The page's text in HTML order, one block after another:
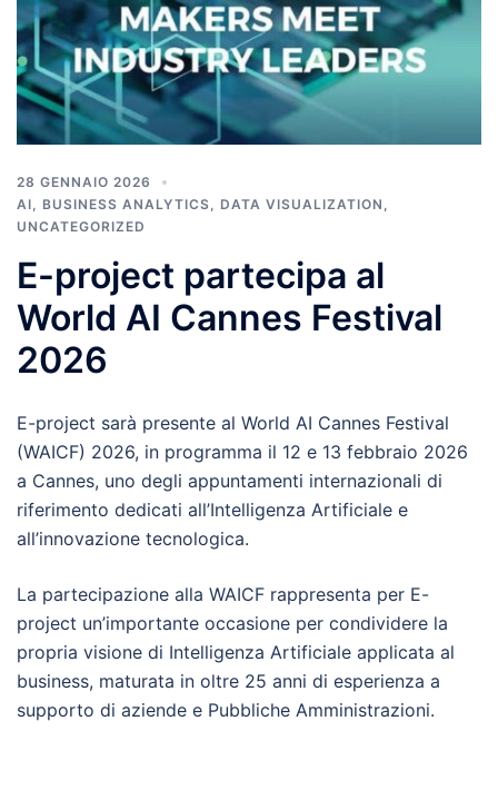
28 GENNAIO 2026
AI
BUSINESS ANALYTICS DATA VISUALIZATION
UNCATEGORIZED
E-project partecipa al
World AI Cannes Festival
2026
E-project sarà presente al World AI Cannes Festival
(WAICF) 2026, in programma il 12 e 13 febbraio 2026
a Cannes, uno degli appuntamenti internazionali di
riferimento dedicati all’Intelligenza Artificiale e
all’innovazione tecnologica.
La partecipazione alla WAICF rappresenta per E-
project un’importante occasione per condividere la
propria visione di Intelligenza Artificiale applicata al
business, maturata in oltre 25 anni di esperienza a
supporto di aziende e Pubbliche Amministrazioni.